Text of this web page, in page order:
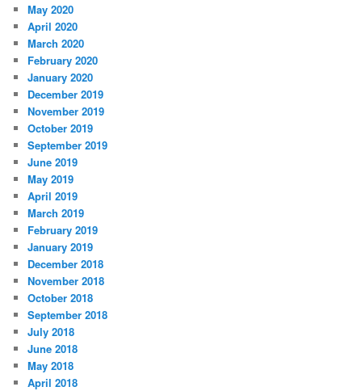
May 2020
April 2020
March 2020
February 2020
January 2020
December 2019
November 2019
October 2019
September 2019
June 2019
May 2019
April 2019
March 2019
February 2019
January 2019
December 2018
November 2018
October 2018
September 2018
July 2018
June 2018
May 2018
April 2018